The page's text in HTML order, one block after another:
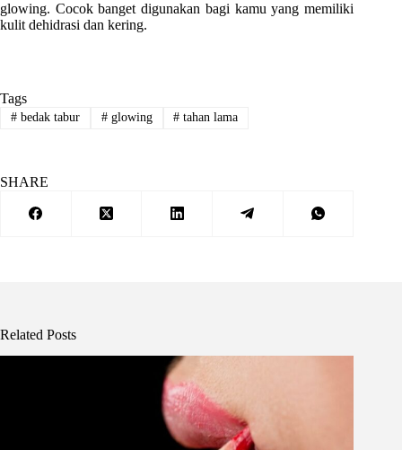
glowing. Cocok banget digunakan bagi kamu yang memiliki
kulit dehidrasi dan kering.
Tags
#bedak tabur #glowing # tahan lama
SHARE
Related Posts